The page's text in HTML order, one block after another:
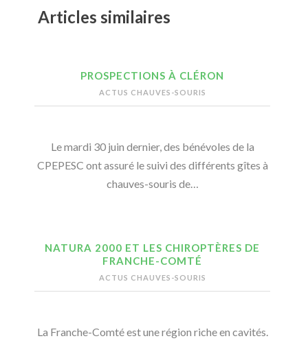
Articles similaires
PROSPECTIONS À CLÉRON
ACTUS CHAUVES-SOURIS
Le mardi 30 juin dernier, des bénévoles de la
CPEPESC ont assuré le suivi des différents gîtes à
chauves-souris de…
NATURA 2000 ET LES CHIROPTÈRES DE
FRANCHE-COMTÉ
ACTUS CHAUVES-SOURIS
La Franche-Comté est une région riche en cavités.